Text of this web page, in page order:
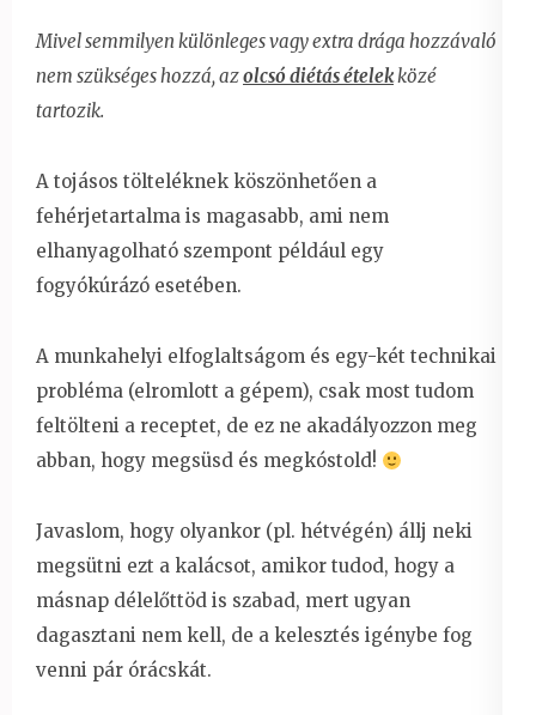
Mivel semmilyen különleges vagy extra drága hozzávaló
nem szükséges hozzá, azolcsó diétás ételekközé
tartozik.
A tojásos tölteléknek köszönhetően a
fehérjetartalma is magasabb, ami nem
elhanyagolható szempont például egy
fogyókúrázó esetében.
A munkahelyi elfoglaltságom és egy-két technikai
probléma (elromlott a gépem), csak most tudom
feltölteni a receptet, de ez ne akadályozzon meg
abban, hogy megsüsd és megkóstold!
Javaslom, hogy olyankor (pl. hétvégén) állj neki
megsütni ezt a kalácsot, amikor tudod, hogy a
másnap délelőttöd is szabad, mert ugyan
dagasztani nem kell, de a kelesztés igénybe fog
venni pár órácskát.